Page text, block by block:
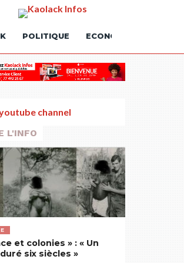
POLITIQUE ECONOMIE
n’a
Wade :
L'INFO
et colonies » : « Un
six siècles »